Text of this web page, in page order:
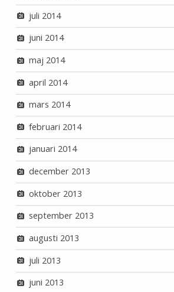
juli 2014
juni 2014
maj 2014
april 2014
mars 2014
februari 2014
januari 2014
december 2013
oktober 2013
september 2013
augusti 2013
juli 2013
juni 2013